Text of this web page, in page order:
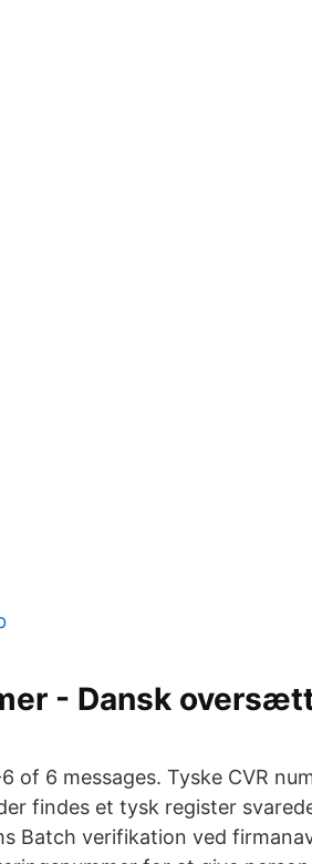
- Dansk
of 6 messages. Tyske CVR
findes et tysk register
Batch verifikation ved